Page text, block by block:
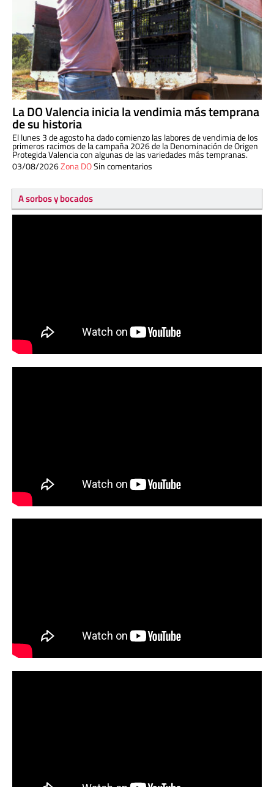
La DO Valencia inicia la vendimia más temprana
de su historia
El lunes 3 de agosto ha dado comienzo las labores de vendimia de los
primeros racimos de la campaña 2026 de la Denominación de Origen
Protegida Valencia con algunas de las variedades más tempranas.
03/08/2026Zona DOSin comentarios
A sorbos y bocados